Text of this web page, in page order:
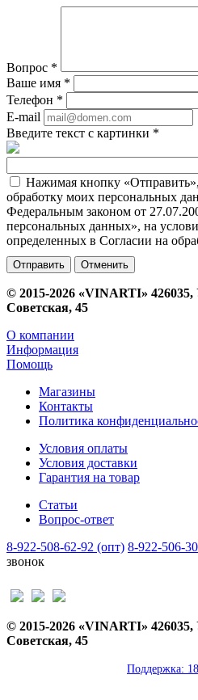
Вопрос *
Ваше имя *
Телефон *
E-mail
Введите текст с картинки *
Нажимая кнопку
обработку моих персональных
Федеральным законом от
персональных данных», на
определенных в Согласии на
Отменить
© 2015-2026 «VINARTI» 426035,
Советская, 45
О компании
Информация
Помощь
Магазины
Контакты
Политика
Условия оплаты
Условия доставки
Гарантия на товар
Статьи
Вопрос-ответ
8-922-508-62-92 (опт) 8-922-506-
звонок
© 2015-2026 «VINARTI» 426035,
Советская, 45
Поддержка: